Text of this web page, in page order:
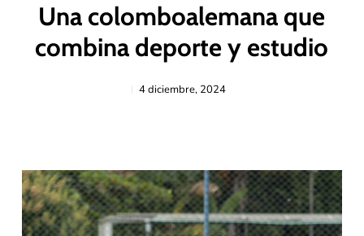
Una colomboalemana que
combina deporte y estudio
4 diciembre, 2024